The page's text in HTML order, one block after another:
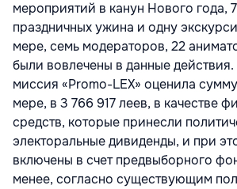
мероприятий в канун Нового года,
праздничных ужина и одну
мере, семь модераторов, 22
были вовлечены в данные
миссия «Promo-LEX» оценила
мере, в 3 766 917 леев, в качестве
средств, которые принесли
электоральные дивиденды, и при
включены в счет предвыборного
менее, согласно существующим